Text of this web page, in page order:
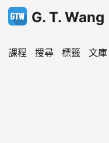
G. T. Wang
課程 搜尋 標籤 文庫